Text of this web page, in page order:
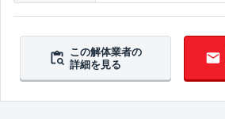
この解体業者の
詳細を見る